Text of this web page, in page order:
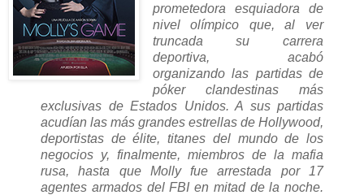
prometedora esquiadora de
nivel olímpico que, al ver
truncada su carrera
deportiva, acabó
organizando las partidas de
póker clandestinas más
exclusivas de Estados Unidos. A sus partidas
acudían las más grandes estrellas de Hollywood,
deportistas de élite, titanes del mundo de los
negocios y, finalmente, miembros de la mafia
rusa, hasta que Molly fue arrestada por 17
agentes armados del FBI en mitad de la noche.